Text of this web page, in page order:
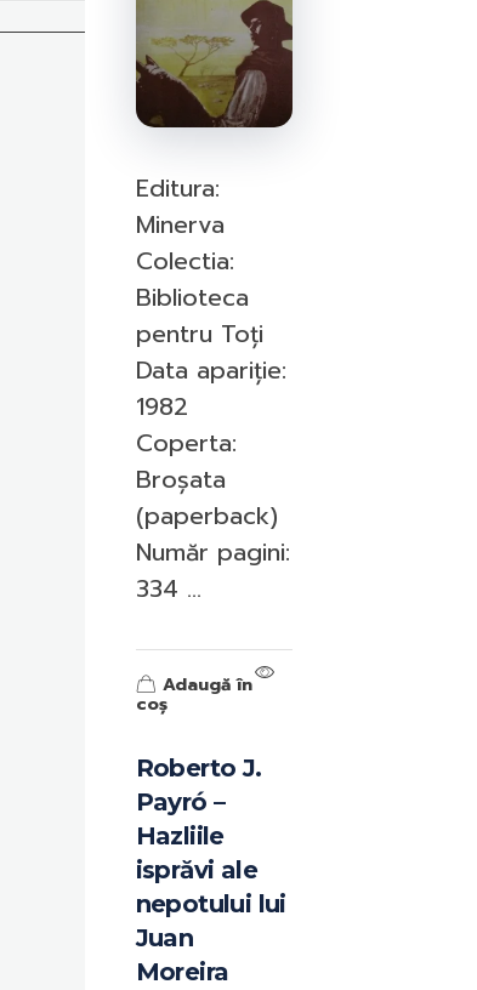
Author(s):
Published://
Roberto J.
Payró –
Hazliile
isprăvi ale
nepotului lui
Juan
Moreira
Editura:
Minerva
Colectia:
Biblioteca
pentru Toți
Data apariție:
1982
Coperta:
Broșata
(paperback)
Număr pagini:
334 ...
Adaugă în
coș